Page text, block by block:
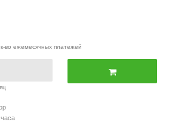
к-во ежемесячных платежей